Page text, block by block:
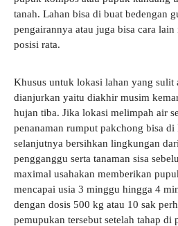
tanah. Lahan bisa di buat bedengan
pengairannya atau juga bisa cara
posisi rata.
Khusus untuk lokasi lahan yang sulit
dianjurkan yaitu diakhir musim
hujan tiba. Jika lokasi melimpah air
penanaman rumput pakchong bisa di
selanjutnya bersihkan lingkungan
pengganggu serta tanaman sisa
maximal usahakan memberikan
mencapai usia 3 minggu hingga 4
dengan dosis 500 kg atau 10 sak
pemupukan tersebut setelah tahap di